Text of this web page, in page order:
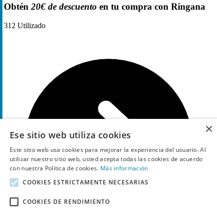
Obtén 20€ de descuento en tu compra con Ringana
312 Utilizado
×
Ese sitio web utiliza cookies
Este sitio web usa cookies para mejorar la experiencia del usuario. Al
utilizar nuestro sitio web, usted acepta todas las cookies de acuerdo
con nuestra Política de cookies. Más información
COOKIES ESTRICTAMENTE NECESARIAS
COOKIES DE RENDIMIENTO